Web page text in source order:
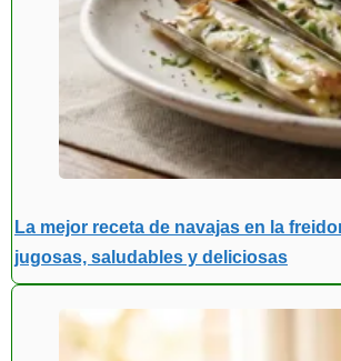
La mejor receta de navajas en la
jugosas, saludables y deliciosas